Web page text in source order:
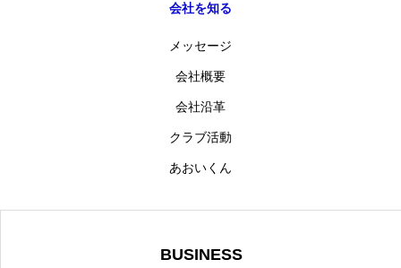
会社を知る
メッセージ
会社概要
会社沿革
クラブ活動
あおいくん
BUSINESS